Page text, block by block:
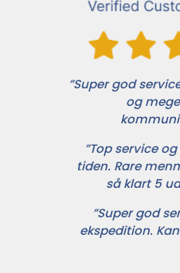
”Super god
og
”Top service
tiden. Rare
så klart 5
”Super god
ekspedition.